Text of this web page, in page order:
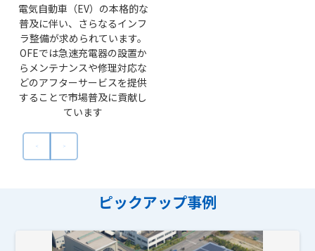
電気自動車（EV）の本格的な
普及に伴い、さらなるインフ
ラ整備が求められています。
OFEでは急速充電器の設置か
らメンテナンスや修理対応な
どのアフターサービスを提供
することで市場普及に貢献し
ています
ピックアップ事例